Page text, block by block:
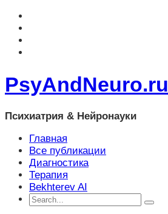
PsyAndNeuro.ru
Психиатрия & Нейронауки
Главная
Все публикации
Диагностика
Терапия
Bekhterev AI